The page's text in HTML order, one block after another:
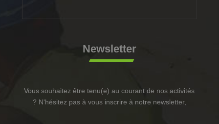
Newsletter
Vous souhaitez être tenu(e) au courant de nos activités
? N'hésitez pas à vous inscrire à notre newsletter,